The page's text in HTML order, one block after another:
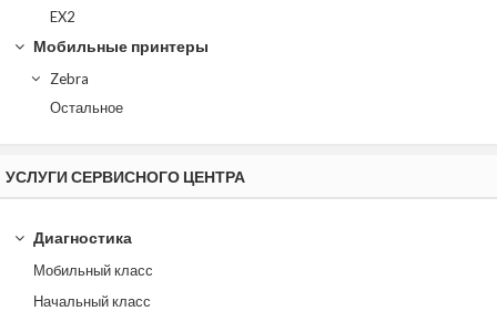
EX2
Мобильные принтеры
Zebra
Остальное
УСЛУГИ СЕРВИСНОГО ЦЕНТРА
Диагностика
Мобильный класс
Начальный класс